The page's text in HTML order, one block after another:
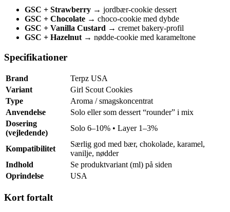
GSC + Strawberry → jordbær-cookie dessert
GSC + Chocolate → choco-cookie med dybde
GSC + Vanilla Custard → cremet bakery-profil
GSC + Hazelnut → nødde-cookie med karameltone
Specifikationer
Brand
Terpz USA
Variant
Girl Scout Cookies
Type
Aroma / smagskoncentrat
Anvendelse
Solo eller som dessert “rounder” i mix
Dosering
(vejledende)
Solo 6–10% • Layer 1–3%
Kompatibilitet
Særlig god med bær, chokolade, karamel,
vanilje, nødder
Indhold
Se produktvariant (ml) på siden
Oprindelse
USA
Kort fortalt